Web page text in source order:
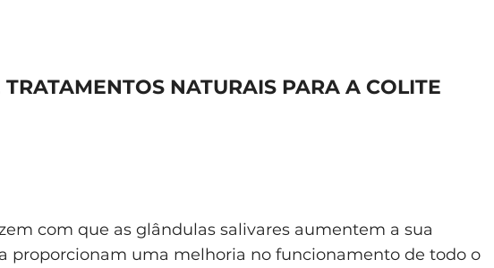
TRATAMENTOS NATURAIS PARA A COLITE
com que as glândulas salivares aumentem a sua
proporcionam uma melhoria no funcionamento de todo o